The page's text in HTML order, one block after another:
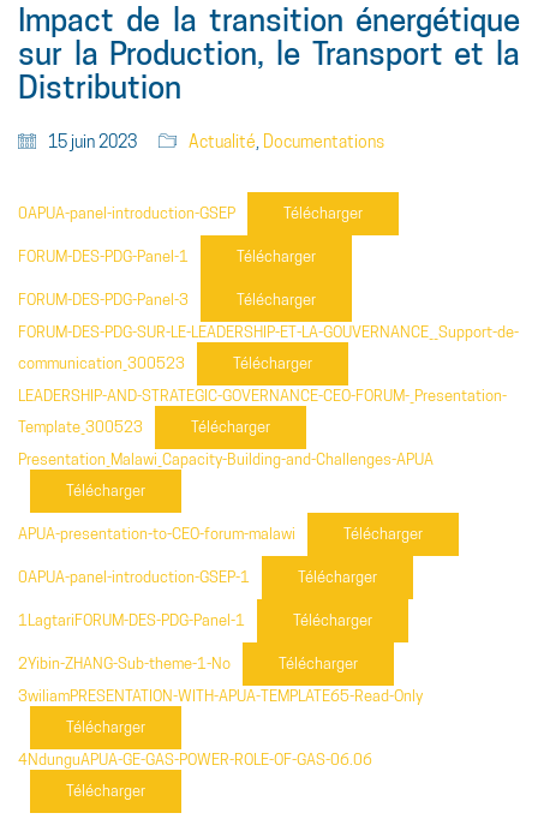
Impact de la transition énergétique
sur la Production, le Transport et la
Distribution
15 juin 2023 Actualité, Documentations
0APUA-panel-introduction-GSEP Télécharger
FORUM-DES-PDG-Panel-1 Télécharger
FORUM-DES-PDG-Panel-3
Télécharger
FORUM-DES-PDG-SUR-LE-LEADERSHIP-ET-LA-GOUVERNANCE__Support-de-
communication_300523
Télécharger
LEADERSHIP-AND-STRATEGIC-GOVERNANCE-CEO-FORUM-_Presentation-
Template_300523
Télécharger
Presentation_Malawi_Capacity-Building-and-Challenges-APUA
Télécharger
APUA-presentation-to-CEO-forum-malawi Télécharger
0APUA-panel-introduction-GSEP-1 Télécharger
1LagtariFORUM-DES-PDG-Panel-1 Télécharger
2Yibin-ZHANG-Sub-theme-1-No
Télécharger
3wiliamPRESENTATION-WITH-APUA-TEMPLATE65-Read-Only
Télécharger
4NdunguAPUA-GE-GAS-POWER-ROLE-OF-GAS-06.06
Télécharger